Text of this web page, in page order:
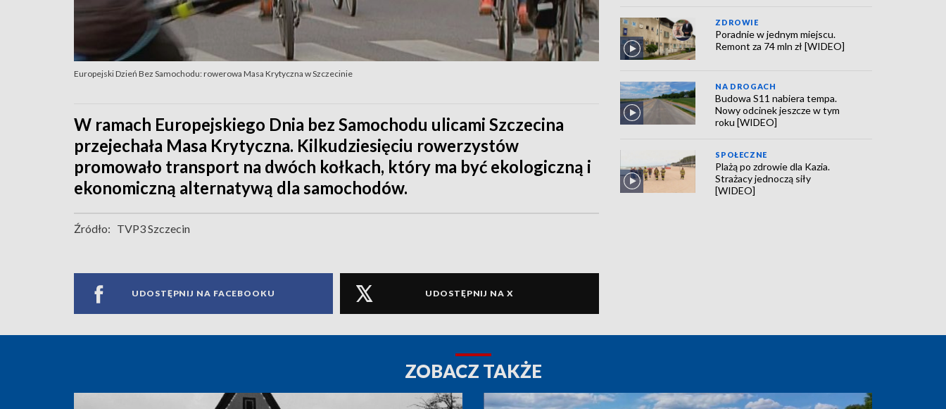
Europejski Dzień Bez Samochodu: rowerowa Masa Krytyczna w Szczecinie
W ramach Europejskiego Dnia bez Samochodu ulicami Szczecina
przejechała Masa Krytyczna. Kilkudziesięciu rowerzystów
promowało transport na dwóch kołkach, który ma być ekologiczną i
ekonomiczną alternatywą dla samochodów.
Źródło: TVP3 Szczecin
UDOSTĘPNIJ NA FACEBOOKU UDOSTĘPNIJ NA X
ZDROWIE
Poradnie w jednym miejscu.
Remont za 74 mln zł [WIDEO]
NA DROGACH
Budowa S11 nabiera tempa.
Nowy odcinek jeszcze w tym
roku [WIDEO]
SPOŁECZNE
Plażą po zdrowie dla Kazia.
Strażacy jednoczą siły
[WIDEO]
ZOBACZ TAKŻE